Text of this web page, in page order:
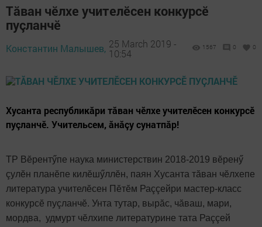
Тăван чӗлхе учителӗсен конкурсӗ
пуçланчӗ
Константин Малышев, 25 March 2019 -
10:54
1567 0 0
Хусанта республикăри тăван чӗлхе учителӗсен конкурсӗ
пуçланчӗ. Учительсем, ăнăçу сунатпăр!
ТР Вӗрентӳпе наука министерствин 2018-2019 вӗренӳ
çулӗн планӗпе килӗшӳллӗн, паян Хусанта тăван чӗлхепе
литература учителӗсен Пӗтӗм Раççейри мастер-класс
конкурсӗ пуçланчӗ. Унта тутар, вырăс, чăваш, мари,
мордва, удмурт чӗлхипе литературине тата Раççей